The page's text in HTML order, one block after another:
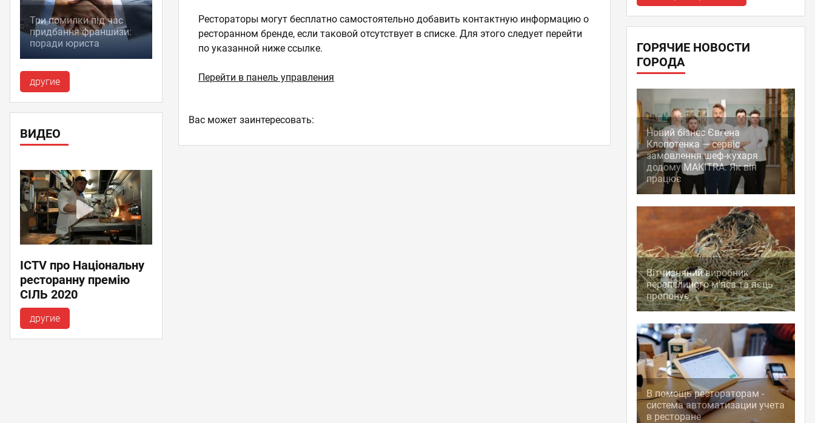
Три помилки під час
придбання франшизи:
поради юриста
другие
ВИДЕО
ICTV про Національну
ресторанну премію
СІЛЬ 2020
другие
Рестораторы могут бесплатно самостоятельно добавить контактную информацию о
ресторанном бренде, если таковой отсутствует в списке. Для этого следует перейти
по указанной ниже ссылке.
Перейти в панель управления
Ваc может заинтересовать:
ГОРЯЧИЕ НОВОСТИ
ГОРОДА
Новий бізнес Євгена
Клопотенка — сервіс
замовлення шеф-кухаря
додому MAKITRA. Як він
працює
Вітчизняний виробник
перепелиного м'яса та яєць
пропонує
В помощь рестораторам -
система автоматизации учета
в ресторане